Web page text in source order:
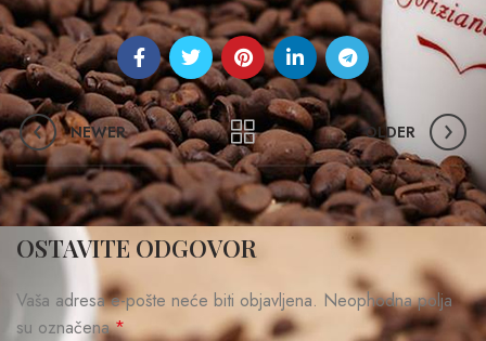
NEWER OLDER
OSTAVITE ODGOVOR
Vaša adresa e-pošte neće biti objavljena. Neophodna polja
su označena*